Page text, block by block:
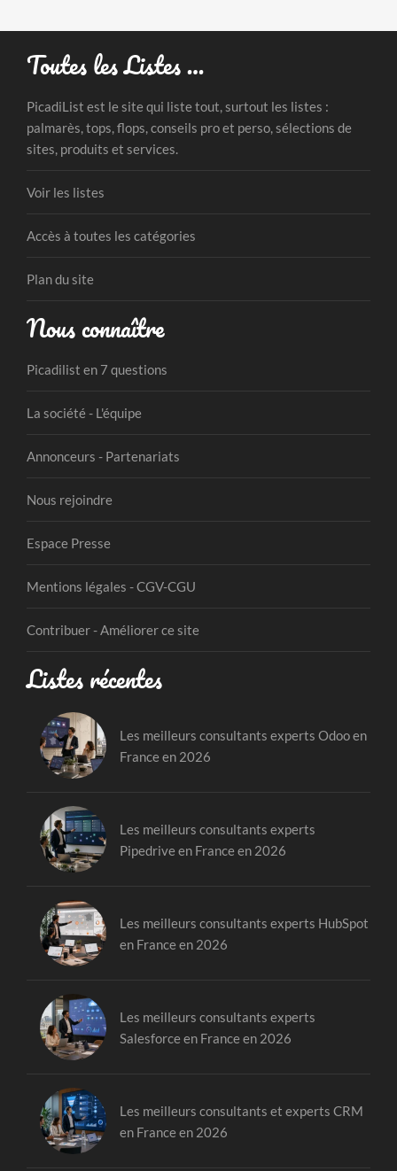
Toutes les Listes …
PicadiList est le site qui liste tout, surtout les listes :
palmarès, tops, flops, conseils pro et perso, sélections de
sites, produits et services.
Voir les listes
Accès à toutes les catégories
Plan du site
Nous connaître
Picadilist en 7 questions
La société - L'équipe
Annonceurs - Partenariats
Nous rejoindre
Espace Presse
Mentions légales - CGV-CGU
Contribuer - Améliorer ce site
Listes récentes
Les meilleurs consultants experts Odoo en
France en 2026
Les meilleurs consultants experts
Pipedrive en France en 2026
Les meilleurs consultants experts HubSpot
en France en 2026
Les meilleurs consultants experts
Salesforce en France en 2026
Les meilleurs consultants et experts CRM
en France en 2026